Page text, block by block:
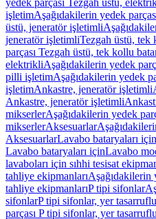
yedek parçası Tezgah üstü,
işletimAşağıdakilerin yedek
üstü, jeneratör işletimli
jeneratör işletimliTezgah üstü, tek
parçası Tezgah üstü, tek kollu
elektrikliAşağıdakilerin yedek
pilli işletimAşağıdakilerin yedek
işletimAnkastre, jeneratör işletimli
Ankastre, jeneratör işletimli
mikserlerAşağıdakilerin yedek
mikserlerAksesuarlar
AksesuarlarLavabo bataryaları için
Lavabo bataryaları içinLavabo
lavaboları için sıhhi tesisat
tahliye ekipmanlarıAşağıdakilerin
tahliye ekipmanlarıP tipi sifonlar
sifonlarP tipi sifonlar, yer
parçası P tipi sifonlar, yer